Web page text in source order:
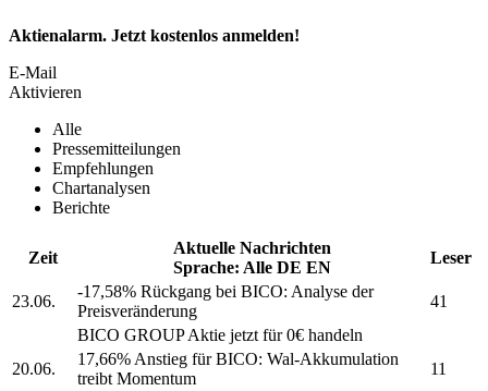
Aktienalarm. Jetzt kostenlos anmelden!
E-Mail
Aktivieren
Alle
Pressemitteilungen
Empfehlungen
Chartanalysen
Berichte
Zeit
Aktuelle Nachrichten
Sprache: Alle DE EN
Leser
23.06.
-17,58% Rückgang bei BICO: Analyse der
Preisveränderung
41
BICO GROUPAktie jetzt für 0€ handeln
20.06.
17,66% Anstieg fürBICO: Wal-Akkumulation
treibt Momentum
11